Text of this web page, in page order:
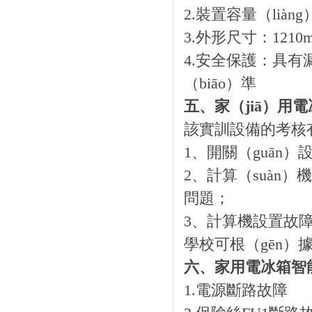
2.裝置容量（liàng
3.外形尺寸：
4.安全保護：具有
（biāo）準
五、家（jiā）用
該實訓設備的考核
1、開關（guān）
2、計算（suàn）
問題；
3、計算機設置故
學校可根（gēn）
六、家用電冰箱
1.電源斷路故障